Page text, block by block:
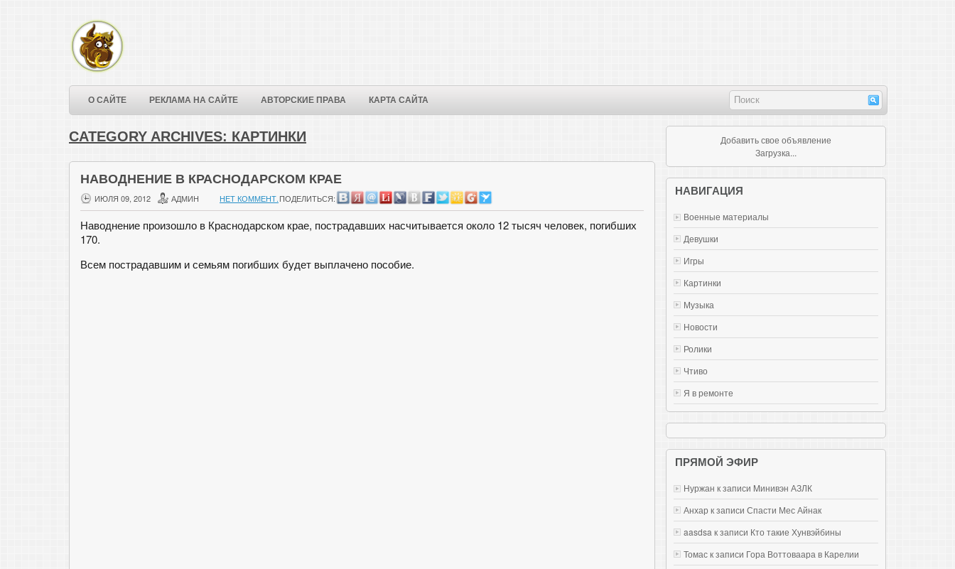
О САЙТЕ РЕКЛАМА НА САЙТЕ АВТОРСКИЕ ПРАВА КАРТА САЙТА
CATEGORY ARCHIVES: КАРТИНКИ
НАВОДНЕНИЕ В КРАСНОДАРСКОМ КРАЕ
ИЮЛЯ 09, 2012 АДМИН НЕТ КОММЕНТ.ПОДЕЛИТЬСЯ:
Наводнение произошло в Краснодарском крае, пострадавших насчитывается около 12 тысяч человек, погибших
170.
Всем пострадавшим и семьям погибших будет выплачено пособие.
Добавить свое объявление
Загрузка...
НАВИГАЦИЯ
Военные материалы
Девушки
Игры
Картинки
Музыка
Новости
Ролики
Чтиво
Я в ремонте
ПРЯМОЙ ЭФИР
Нуржан к записи Mинивэн АЗЛК
Анхар к записи Спасти Мес Айнак
aasdsa к записи Кто такие Хунвэйбины
Томас к записи Гора Воттоваара в Карелии